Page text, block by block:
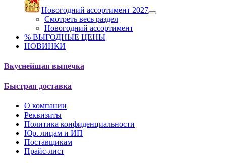
Новогодний ассортимент 2027
Смотреть весь раздел
Новогодний ассортимент
% ВЫГОДНЫЕ ЦЕНЫ
НОВИНКИ
Вкуснейшая выпечка
Быстрая доставка
О компании
Реквизиты
Политика конфиденциальности
Юр. лицам и ИП
Поставщикам
Прайс-лист